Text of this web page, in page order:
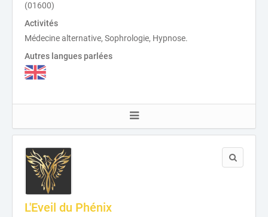
(01600)
Activités
Médecine alternative, Sophrologie, Hypnose.
Autres langues parlées
L'Eveil du Phénix